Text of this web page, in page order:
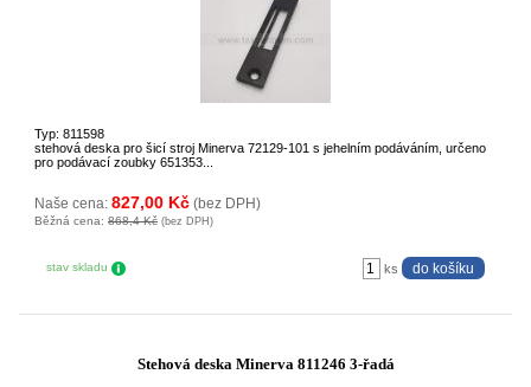
Typ: 811598
stehová deska pro šicí stroj Minerva 72129-101 s jehelním podáváním, určeno
pro podávací zoubky 651353...
Naše cena: 827,00 Kč (bez DPH)
Běžná cena: 868,4 Kč (bez DPH)
stav skladu ks
Stehová deska Minerva 811246 3-řadá